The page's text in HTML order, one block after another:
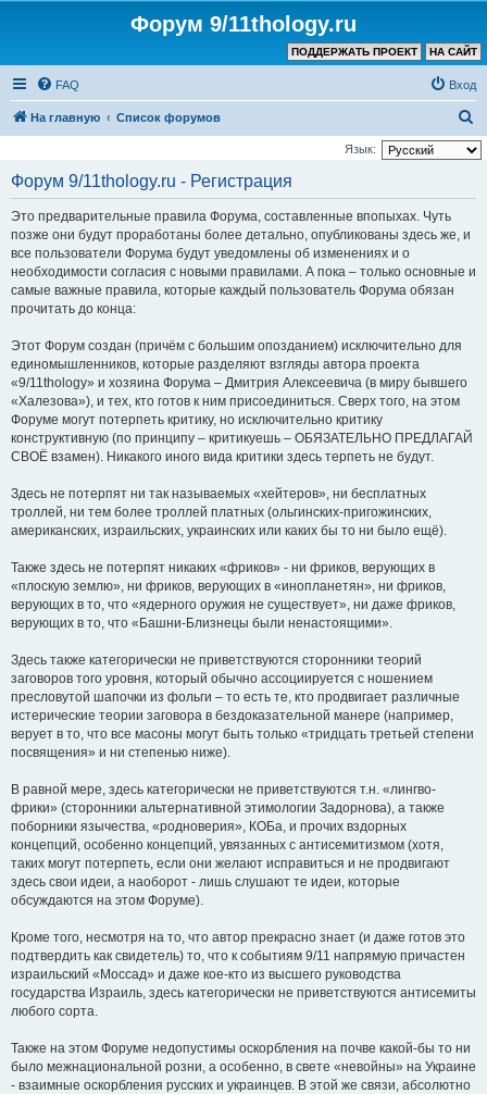
Форум 9/11thology.ru
НА САЙТ
ПОДДЕРЖАТЬ ПРОЕКТ
FAQ Вход
На главную Список форумов
о
Язык:
Форум 9/11thology.ru - Регистрация
Это предварительные правила Форума, составленные впопыхах. Чуть
позже они будут проработаны более детально, опубликованы здесь же, и
все пользователи Форума будут уведомлены об изменениях и о
необходимости согласия с новыми правилами. А пока – только основные и
самые важные правила, которые каждый пользователь Форума обязан
прочитать до конца:
Этот Форум создан (причём с большим опозданием) исключительно для
единомышленников, которые разделяют взгляды автора проекта
«9/11thology» и хозяина Форума – Дмитрия Алексеевича (в миру бывшего
«Халезова»), и тех, кто готов к ним присоединиться. Сверх того, на этом
Форуме могут потерпеть критику, но исключительно критику
конструктивную (по принципу – критикуешь – ОБЯЗАТЕЛЬНО ПРЕДЛАГАЙ
СВОЁ взамен). Никакого иного вида критики здесь терпеть не будут.
Здесь не потерпят ни так называемых «хейтеров», ни бесплатных
троллей, ни тем более троллей платных (ольгинских-пригожинских,
американских, израильских, украинских или каких бы то ни было ещё).
Также здесь не потерпят никаких «фриков» - ни фриков, верующих в
«плоскую землю», ни фриков, верующих в «инопланетян», ни фриков,
верующих в то, что «ядерного оружия не существует», ни даже фриков,
верующих в то, что «Башни-Близнецы были ненастоящими».
Здесь также категорически не приветствуются сторонники теорий
заговоров того уровня, который обычно ассоциируется с ношением
пресловутой шапочки из фольги – то есть те, кто продвигает различные
истерические теории заговора в бездоказательной манере (например,
верует в то, что все масоны могут быть только «тридцать третьей степени
посвящения» и ни степенью ниже).
В равной мере, здесь категорически не приветствуются т.н. «лингво-
фрики» (сторонники альтернативной этимологии Задорнова), а также
поборники язычества, «родноверия», КОБа, и прочих вздорных
концепций, особенно концепций, увязанных с антисемитизмом (хотя,
таких могут потерпеть, если они желают исправиться и не продвигают
здесь свои идеи, а наоборот - лишь слушают те идеи, которые
обсуждаются на этом Форуме).
Кроме того, несмотря на то, что автор прекрасно знает (и даже готов это
подтвердить как свидетель) то, что к событиям 9/11 напрямую причастен
израильский «Моссад» и даже кое-кто из высшего руководства
государства Израиль, здесь категорически не приветствуются антисемиты
любого сорта.
Также на этом Форуме недопустимы оскорбления на почве какой-бы то ни
было межнациональной розни, а особенно, в свете «невойны» на Украине
- взаимные оскорбления русских и украинцев. В этой же связи, абсолютно